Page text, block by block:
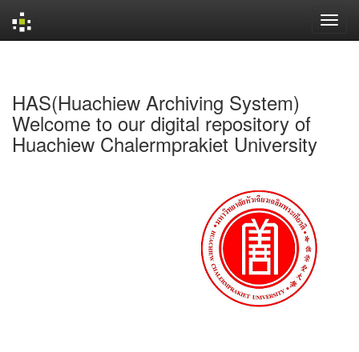
HAS(Huachiew Archiving System)
Welcome to our digital repository of
Huachiew Chalermprakiet University